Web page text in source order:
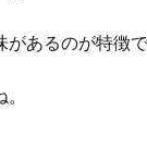
あるのが特徴